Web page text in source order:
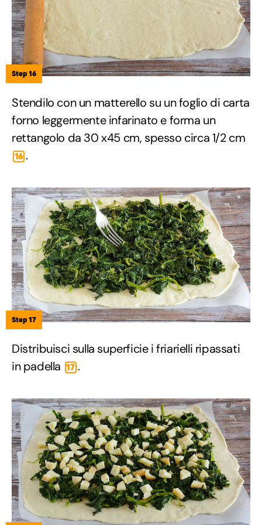
Step 16
Stendilo con un matterello su un foglio di carta
forno leggermente infarinato e forma un
rettangolo da 30 x45 cm, spesso circa 1/2 cm
16 .
Step 17
Distribuisci sulla superficie i friarielli ripassati
in padella 17 .